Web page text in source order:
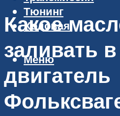
Тюнинг
Ходовая
Меню
Какое
заливать в
двигатель